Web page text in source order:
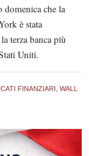
domenica che la
è stata
terza banca più
Uniti.
FINANZIARI WALL